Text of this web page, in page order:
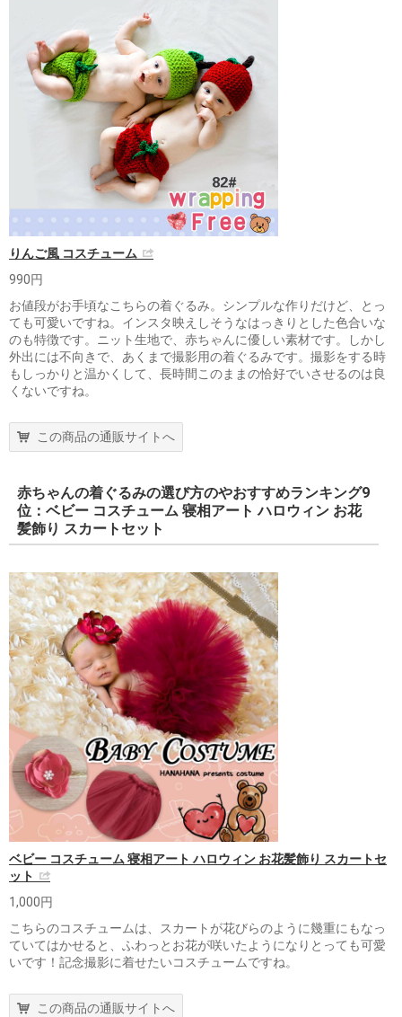
りんご風 コスチューム
990円
お値段がお手頃なこちらの着ぐるみ。シンプルな作りだけど、とっ
ても可愛いですね。インスタ映えしそうなはっきりとした色合いな
のも特徴です。ニット生地で、赤ちゃんに優しい素材です。しかし
外出には不向きで、あくまで撮影用の着ぐるみです。撮影をする時
もしっかりと温かくして、長時間このままの恰好でいさせるのは良
くないですね。
この商品の通販サイトへ
赤ちゃんの着ぐるみの選び方のやおすすめランキング9
位：ベビー コスチューム 寝相アート ハロウィン お花
髪飾り スカートセット
ベビー コスチューム 寝相アート ハロウィン お花髪飾り スカートセ
ット
1,000円
こちらのコスチュームは、スカートが花びらのように幾重にもなっ
ていてはかせると、ふわっとお花が咲いたようになりとっても可愛
いです！記念撮影に着せたいコスチュームですね。
この商品の通販サイトへ